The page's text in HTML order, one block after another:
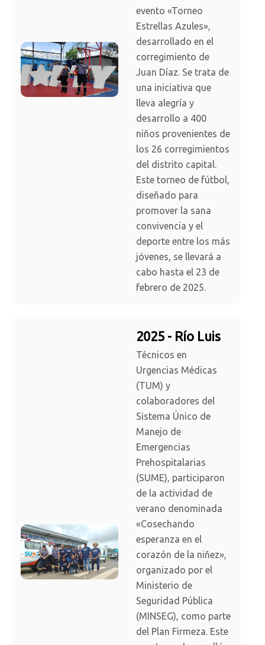
evento «Torneo
Estrellas Azules»,
desarrollado en el
corregimiento de
Juan Díaz. Se trata de
una iniciativa que
lleva alegría y
desarrollo a 400
niños provenientes de
los 26 corregimientos
del distrito capital.
Este torneo de fútbol,
diseñado para
promover la sana
convivencia y el
deporte entre los más
jóvenes, se llevará a
cabo hasta el 23 de
febrero de 2025.
2025 - Río Luis
Técnicos en
Urgencias Médicas
(TUM) y
colaboradores del
Sistema Único de
Manejo de
Emergencias
Prehospitalarias
(SUME), participaron
de la actividad de
verano denominada
«Cosechando
esperanza en el
corazón de la niñez»,
organizado por el
Ministerio de
Seguridad Pública
(MINSEG), como parte
del Plan Firmeza. Este